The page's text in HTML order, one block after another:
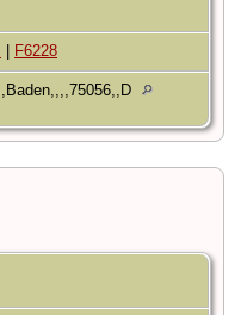
F6228